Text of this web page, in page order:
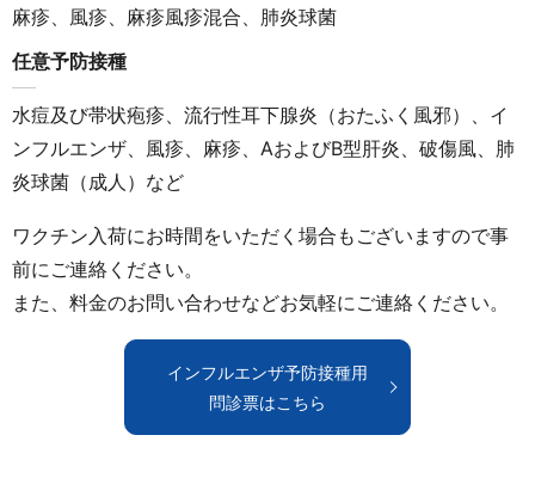
麻疹、風疹、麻疹風疹混合、肺炎球菌
任意予防接種
水痘及び帯状疱疹、流行性耳下腺炎（おたふく風邪）、イ
ンフルエンザ、風疹、麻疹、AおよびB型肝炎、破傷風、肺
炎球菌（成人）など
ワクチン入荷にお時間をいただく場合もございますので事
前にご連絡ください。
また、料金のお問い合わせなどお気軽にご連絡ください。
インフルエンザ予防接種用
問診票はこちら